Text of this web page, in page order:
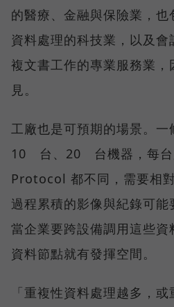
的醫療、金融與保險業，
資料處理的科技業，以及
複文書工作的專業服務業，
見。
工廠也是可預期的場景。
10 台、20 台機器，每台
Protocol 都不同，需要相
過程累積的影像與紀錄可能
當企業要跨設備調用這些
資料節點就有發揮空間。
「重複性資料處理越多，